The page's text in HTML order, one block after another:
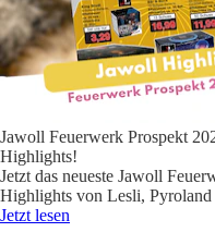
Jawoll Feuerwerk Prospekt
Highlights!
Jetzt das neueste Jawoll
Highlights von Lesli,
Jetzt lesen